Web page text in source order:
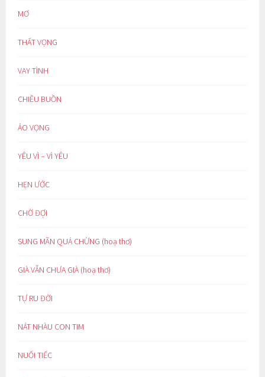
MƠ
THẤT VỌNG
VAY TÌNH
CHIỀU BUỒN
ẢO VỌNG
YÊU VÌ – VÌ YÊU
HẸN ƯỚC
CHỜ ĐỢI
SUNG MÃN QUÁ CHỪNG (hoạ thơ)
GIÀ VẪN CHƯA GIÀ (hoạ thơ)
TỰ RU ĐỜI
NÁT NHÀU CON TIM
NUỐI TIẾC